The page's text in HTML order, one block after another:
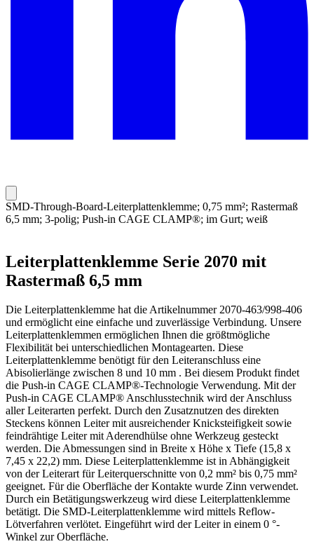
SMD-Through-Board-Leiterplattenklemme; 0,75 mm²; Rastermaß
6,5 mm; 3-polig; Push-in CAGE CLAMP®; im Gurt; weiß
Leiterplattenklemme Serie 2070 mit
Rastermaß 6,5 mm
Die Leiterplattenklemme hat die Artikelnummer 2070-463/998-406
und ermöglicht eine einfache und zuverlässige Verbindung. Unsere
Leiterplattenklemmen ermöglichen Ihnen die größtmögliche
Flexibilität bei unterschiedlichen Montagearten. Diese
Leiterplattenklemme benötigt für den Leiteranschluss eine
Abisolierlänge zwischen 8 und 10 mm . Bei diesem Produkt findet
die Push-in CAGE CLAMP®-Technologie Verwendung. Mit der
Push-in CAGE CLAMP® Anschlusstechnik wird der Anschluss
aller Leiterarten perfekt. Durch den Zusatznutzen des direkten
Steckens können Leiter mit ausreichender Knicksteifigkeit sowie
feindrähtige Leiter mit Aderendhülse ohne Werkzeug gesteckt
werden. Die Abmessungen sind in Breite x Höhe x Tiefe (15,8 x
7,45 x 22,2) mm. Diese Leiterplattenklemme ist in Abhängigkeit
von der Leiterart für Leiterquerschnitte von 0,2 mm² bis 0,75 mm²
geeignet. Für die Oberfläche der Kontakte wurde Zinn verwendet.
Durch ein Betätigungswerkzeug wird diese Leiterplattenklemme
betätigt. Die SMD-Leiterplattenklemme wird mittels Reflow-
Lötverfahren verlötet. Eingeführt wird der Leiter in einem 0 °-
Winkel zur Oberfläche.